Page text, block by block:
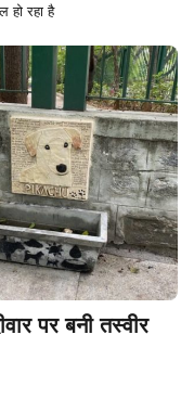
हो रहा है
पर बनी तस्वीर